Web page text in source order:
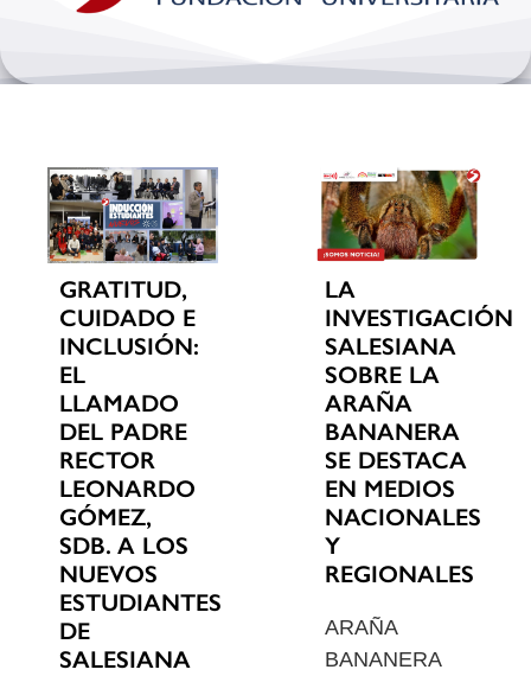
Investigación
Extension y desarrollo
GRATITUD,
CUIDADO E
INCLUSIÓN:
EL
LLAMADO
DEL PADRE
RECTOR
LEONARDO
GÓMEZ,
SDB. A LOS
NUEVOS
ESTUDIANTES
DE
SALESIANA
LA
INVESTIGACIÓN
SALESIANA
SOBRE LA
ARAÑA
BANANERA
SE DESTACA
EN MEDIOS
NACIONALES
Y
REGIONALES
ARAÑA
BANANERA